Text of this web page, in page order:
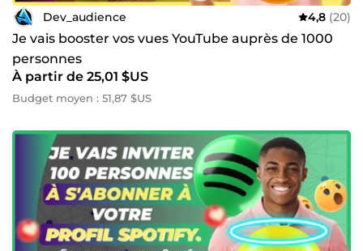
Dev_audience 4,8 (20)
Je vais booster vos vues YouTube auprès de 1000
personnes
À partir de 25,01 $US
Budget moyen : 51,87 $US